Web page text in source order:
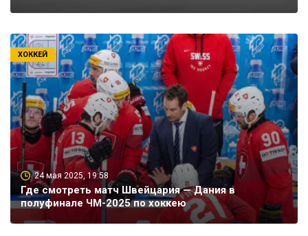
24 мая 2025, 19:58
Где смотреть матч Швейцария — Дания в
полуфинале ЧМ-2025 по хоккею
ХОККЕЙ